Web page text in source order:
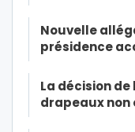
Nouvelle
présidence
La décision
drapeaux